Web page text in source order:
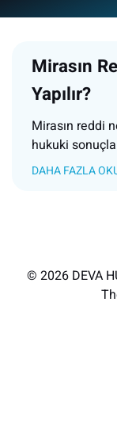
Mirasın
Yapılır?
Mirasın reddi
hukuki
DAHA FAZLA
© 2026 DEVA